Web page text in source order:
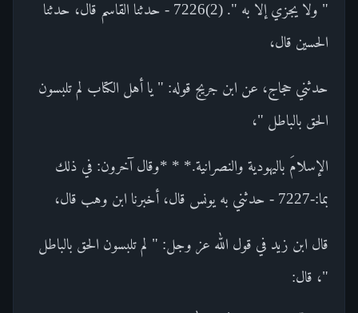
" ولا يجزي إلا به ". (2)7226 - حدثنا القاسم قال، حدثنا
الحسين قال،
حدثني حجاج، عن ابن جريج قوله: " يا أهل الكتاب لم تلبسون
الحق بالباطل "،
الإسلامَ باليهودية والنصرانية.* * *وقال آخرون: في ذلك
بما:-7227 - حدثني به يونس قال، أخبرنا ابن وهب قال،
قال ابن زيد في قول الله عز وجل: " لم تلبسون الحق بالباطل
"، قال: